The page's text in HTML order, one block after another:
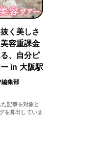
く美しさ
容重課金
、自分ピ
in 大阪駅
集部
記事を対象と
を算出していま